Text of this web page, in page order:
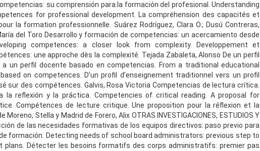
su comprensión para la formación del profesional. Understanding
for professional development. La compréhension des capacités et
la formation professionnelle. Suárez Rodríguez, Clara O.; Dusú Contreras,
del Toro Desarrollo y formación de competencias: un acercamiento desde
competences: a closer look from complexity. Developpement et
une approche dès la complexité. Tejada Zabaleta, Alonso De un perfil
un perfil docente basado en competencias. From a traditional educational
on competences. D’un profil d’enseignement traditionnel vers un profil
sur des compétences. Galvis, Rosa Victoria Competencias de lectura crítica.
la reflexión y la práctica. Competencies of critical reading. A proposal for
Compétences de lecture critique. Une proposition pour la réflexion et la
Moreno, Stella y Madrid de Forero, Alix OTRAS INVESTIGACIONES, ESTUDIOS Y
de las necesidades formativas de los equipos directivos: paso previo para
formación. Detecting needs of school board administrators: previous step to
plans. Détecter les besoins formatifs des corps administratifs: premier pas